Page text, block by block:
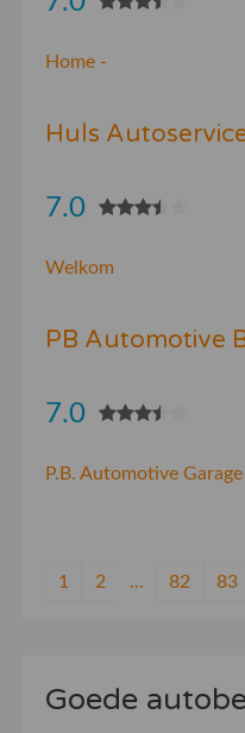
Home -
Huls
7.0
Welkom
PB Automotive
7.0
P.B. Automotive
1 2 ... 82 83
Goede